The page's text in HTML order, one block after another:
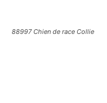
88997 Chien de race Collie